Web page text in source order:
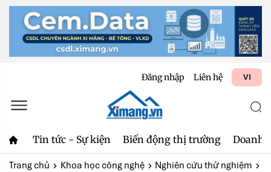
Đăng nhập Liên hệ VI
Tin tức - Sự kiện Biến động thị trường Doanh
Trang chủ Khoa học công nghệ Nghiên cứu thử nghiệm